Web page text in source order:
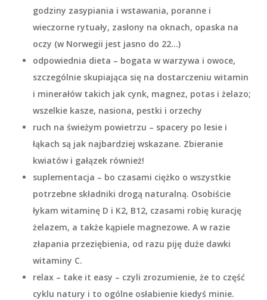
godziny zasypiania i wstawania, poranne i
wieczorne rytuały, zasłony na oknach, opaska na
oczy (w Norwegii jest jasno do 22…)
odpowiednia dieta – bogata w warzywa i owoce,
szczególnie skupiająca się na dostarczeniu witamin
i minerałów takich jak cynk, magnez, potas i żelazo;
wszelkie kasze, nasiona, pestki i orzechy
ruch na świeżym powietrzu – spacery po lesie i
łąkach są jak najbardziej wskazane. Zbieranie
kwiatów i gałązek również!
suplementacja – bo czasami ciężko o wszystkie
potrzebne składniki drogą naturalną. Osobiście
łykam witaminę D i K2, B12, czasami robię kurację
żelazem, a także kąpiele magnezowe. A w razie
złapania przeziębienia, od razu piję duże dawki
witaminy C.
relax – take it easy – czyli zrozumienie, że to część
cyklu natury i to ogólne osłabienie kiedyś minie.